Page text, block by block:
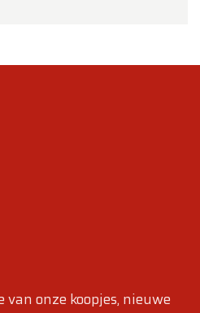
van onze koopjes, nieuwe